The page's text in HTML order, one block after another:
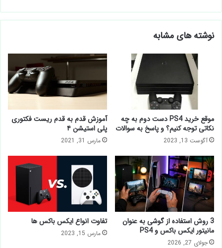
نوشته های مشابه
موقع خرید PS4 دست دوم به چه
نکاتی توجه کنیم؟ و پاسخ به سوالات
آگوست 13, 2023
آموزش قدم به قدم ریست فکتوری
پلی استیشن ۴
مارس 31, 2021
3 روش استفاده از گوشی به عنوان
مانیتور ایکس باکس و PS4
جولای 27, 2026
تفاوت انواع ایکس باکس ها
مارس 15, 2023